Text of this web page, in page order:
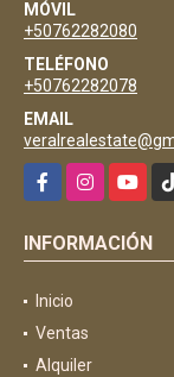
MÓVIL
+50762282080
TELÉFONO
+50762282078
EMAIL
FacebookInstagram
INFORMACIÓN
Inicio
Ventas
Alquiler